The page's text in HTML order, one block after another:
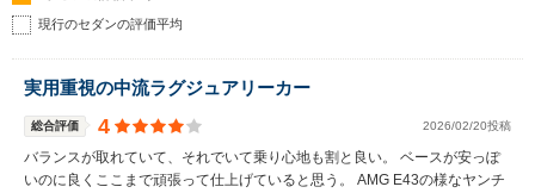
現行のセダンの評価平均
実用重視の中流ラグジュアリーカー
総合評価 4 2026/02/20投稿
バランスが取れていて、それでいて乗り心地も割と良い。 ベースが安っぽ
いのに良くここまで頑張って仕上げていると思う。 AMG E43の様なヤンチ